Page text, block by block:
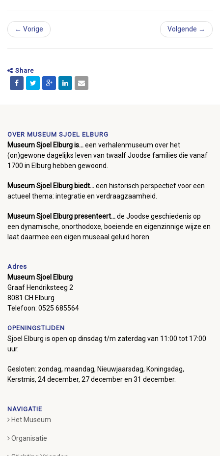
← Vorige Volgende →
Share
OVER MUSEUM SJOEL ELBURG
Museum Sjoel Elburg is...een verhalenmuseum over het
(on)gewone dagelijks leven van twaalf Joodse families die vanaf
1700 in Elburg hebben gewoond.
Museum Sjoel Elburg biedt...een historisch perspectief voor een
actueel thema: integratie en verdraagzaamheid.
Museum Sjoel Elburg presenteert...de Joodse geschiedenis op
een dynamische, onorthodoxe, boeiende en eigenzinnige wijze en
laat daarmee een eigen museaal geluid horen.
Adres
Museum Sjoel Elburg
Graaf Hendriksteeg 2
8081 CH Elburg
Telefoon: 0525 685564
OPENINGSTIJDEN
Sjoel Elburg is open op dinsdag t/m zaterdag van 11:00 tot 17:00
uur.
Gesloten: zondag, maandag, Nieuwjaarsdag, Koningsdag,
Kerstmis, 24 december, 27 december en 31 december.
NAVIGATIE
Het Museum
Organisatie